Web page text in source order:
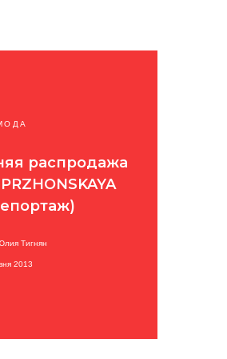
распродажа
Тигнян
2013